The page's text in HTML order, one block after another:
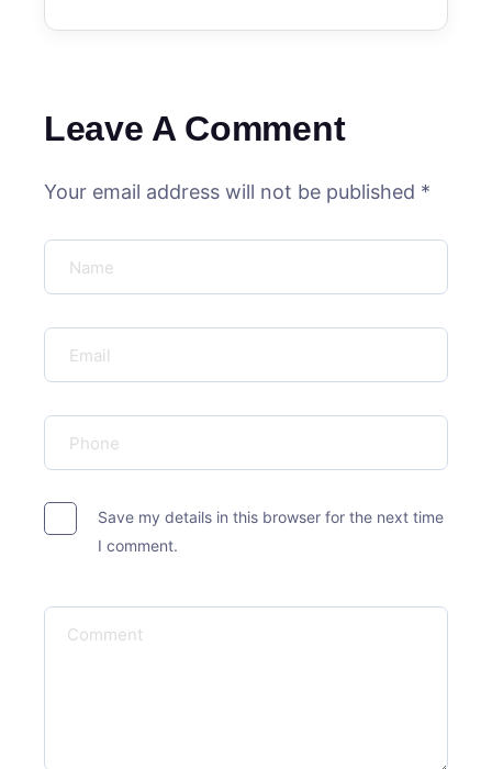
Leave A Comment
Your email address will not be published *
Save my details in this browser for the next time
I comment.